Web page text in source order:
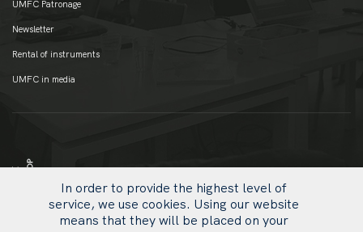
UMFC Patronage
Newsletter
Rental of instruments
UMFC in media
In order to provide the highest level of
service, we use cookies. Using our website
means that they will be placed on your